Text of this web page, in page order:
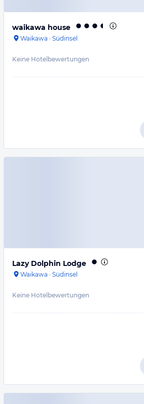
waikawa house
Waikawa · Südinsel
Keine Hotelbewertungen
Lazy Dolphin Lodge
Waikawa · Südinsel
Keine Hotelbewertungen